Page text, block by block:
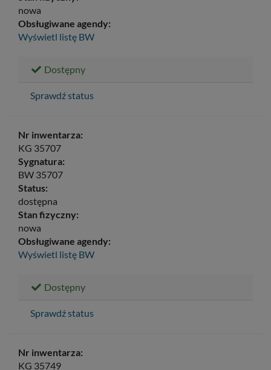
nowa
Obsługiwane agendy:
Wyświetl listę BW
Dostępny
Sprawdź status
Nr inwentarza:
KG 35707
Sygnatura:
BW 35707
Status:
dostępna
Stan fizyczny:
nowa
Obsługiwane agendy:
Wyświetl listę BW
Dostępny
Sprawdź status
Nr inwentarza:
KG 35749